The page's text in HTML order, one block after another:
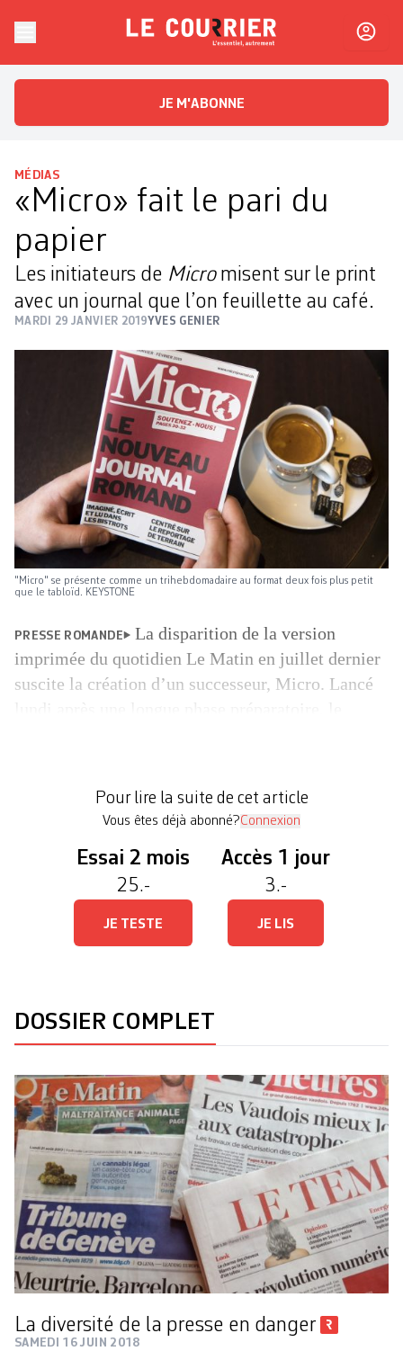
Le CourrierL'essentiel, autrement
JE M'ABONNE
MÉDIAS
«Micro» fait le pari du
papier
Les initiateurs de Micromisent sur le print
avec un journal que l’on feuillette au café.
MARDI 29 JANVIER 2019YVES GENIER
"Micro" se présente comme un trihebdomadaire au format deux fois plus petit
que le tabloïd. KEYSTONE
PRESSE ROMANDE
La disparition de la version
imprimée du quotidien Le Matin en juillet dernier
suscite la création d’un successeur, Micro. Lancé
du fait de la […]
Pour lire la suite de cet article
Vous êtes déjà abonné?Connexion
Essai 2 mois
25.-
JE TESTE
Accès 1 jour
3.-
JE LIS
DOSSIER COMPLET
La diversité de la presse en danger
SAMEDI 16 JUIN 2018